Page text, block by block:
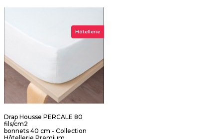
Hôtellerie
Drap Housse PERCALE 80
fils/cm2
bonnets 40 cm - Collection